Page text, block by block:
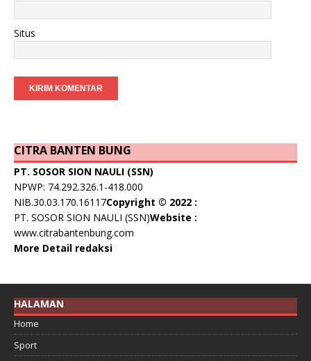
Situs
CITRA BANTEN BUNG
PT. SOSOR SION NAULI (SSN)
NPWP: 74.292.326.1-418.000
NIB.30.03.170.16117Copyright © 2022 :
PT. SOSOR SION NAULI (SSN)Website :
www.citrabantenbung.com
More Detail redaksi
HALAMAN
Home
Sport